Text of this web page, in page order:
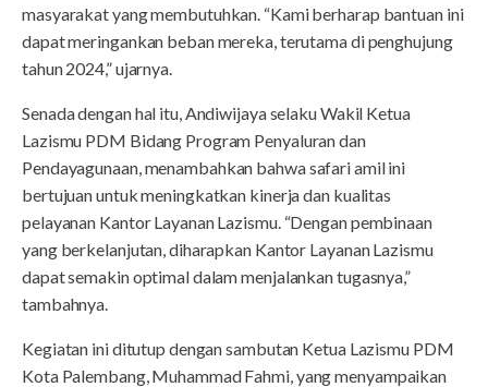
masyarakat yang membutuhkan. “Kami berharap bantuan ini
dapat meringankan beban mereka, terutama di penghujung
tahun 2024,” ujarnya.
Senada dengan hal itu, Andiwijaya selaku Wakil Ketua
Lazismu PDM Bidang Program Penyaluran dan
Pendayagunaan, menambahkan bahwa safari amil ini
bertujuan untuk meningkatkan kinerja dan kualitas
pelayanan Kantor Layanan Lazismu. “Dengan pembinaan
yang berkelanjutan, diharapkan Kantor Layanan Lazismu
dapat semakin optimal dalam menjalankan tugasnya,”
tambahnya.
Kegiatan ini ditutup dengan sambutan Ketua Lazismu PDM
Kota Palembang, Muhammad Fahmi, yang menyampaikan